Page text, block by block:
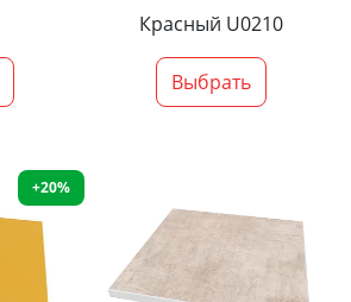
Красный U0210
Выбрать
+20%